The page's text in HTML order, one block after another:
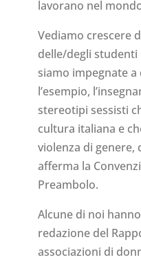
lavorano nel
Vediamo crescere
delle/degli
siamo impegnate
l’esempio,
stereotipi sessisti
cultura italiana e
violenza di genere,
afferma la
Preambolo.
Alcune di noi
redazione del
associazioni di